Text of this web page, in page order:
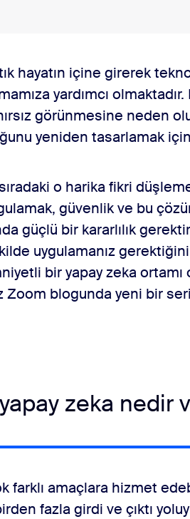
yönetilmesi
hayatın içine girerek
yardımcı
görünmesine neden
yeniden tasarlamak
o harika fikri
güvenlik ve bu
güçlü bir kararlılık
uygulamanız
bir yapay zeka ortamı
Zoom blogunda yeni bir
zeka nedir
farklı amaçlara hizmet
fazla girdi ve çıktı